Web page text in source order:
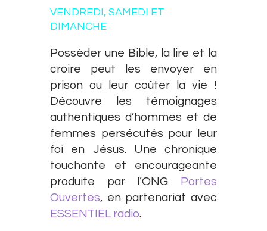
VENDREDI, SAMEDI ET
DIMANCHE
Posséder une Bible, la lire et la
croire peut les envoyer en
prison ou leur coûter la vie !
Découvre les témoignages
authentiques d’hommes et de
femmes persécutés pour leur
foi en Jésus. Une chronique
touchante et encourageante
produite par l’ONG
Portes
Ouvertes, en partenariat avec
ESSENTIEL radio.